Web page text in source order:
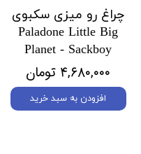
چراغ رو میزی سکبوی
Paladone Little Big
Planet - Sackboy
۴,۶۸۰,۰۰۰ تومان
افزودن به سبد خرید